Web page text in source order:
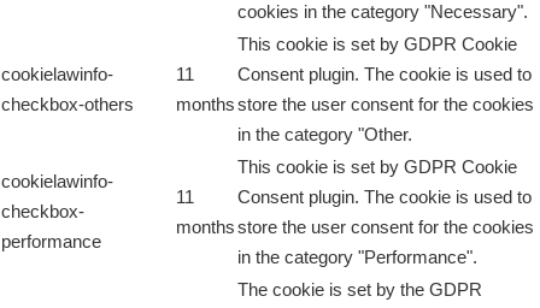
cookies in the category "Necessary".
cookielawinfo-
checkbox-others
11
months
This cookie is set by GDPR Cookie
Consent plugin. The cookie is used to
store the user consent for the cookies
in the category "Other.
cookielawinfo-
checkbox-
performance
11
months
This cookie is set by GDPR Cookie
Consent plugin. The cookie is used to
store the user consent for the cookies
in the category "Performance".
The cookie is set by the GDPR